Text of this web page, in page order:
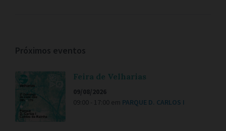
Próximos eventos
Feira de Velharias
09/08/2026
09:00 - 17:00 em PARQUE D. CARLOS I